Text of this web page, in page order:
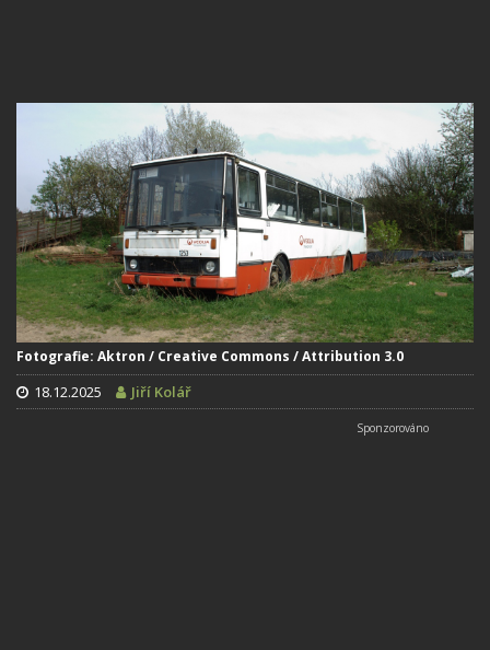
Fotografie: Aktron / Creative Commons / Attribution 3.0
18.12.2025 Jiří Kolář